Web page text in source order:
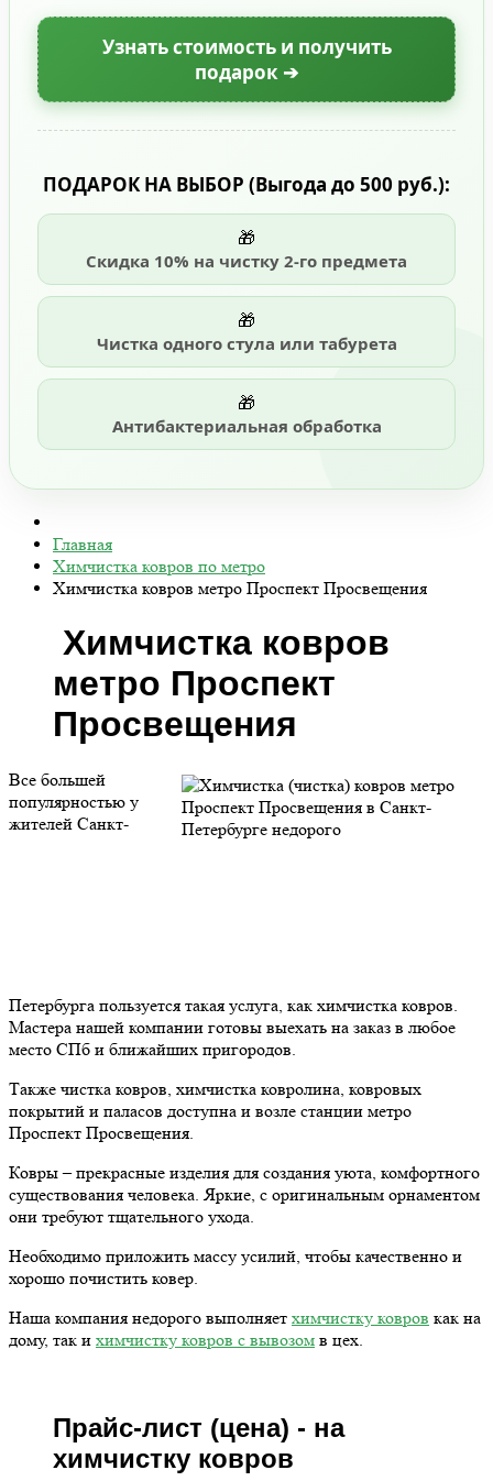
Узнать стоимость и получить
подарок ➔
ПОДАРОК НА ВЫБОР (Выгода до 500 руб.):
🎁
Скидка 10% на чистку 2-го предмета
🎁
Чистка одного стула или табурета
🎁
Антибактериальная обработка
Главная
Химчистка ковров по метро
Химчистка ковров метро Проспект Просвещения
Химчистка ковров
метро Проспект
Просвещения
Все большей
популярностью у
жителей Санкт-
Петербурга пользуется такая услуга, как химчистка ковров.
Мастера нашей компании готовы выехать на заказ в любое
место СПб и ближайших пригородов.
Также чистка ковров, химчистка ковролина, ковровых
покрытий и паласов доступна и возле станции метро
Проспект Просвещения.
Ковры – прекрасные изделия для создания уюта, комфортного
существования человека. Яркие, с оригинальным орнаментом
они требуют тщательного ухода.
Необходимо приложить массу усилий, чтобы качественно и
хорошо почистить ковер.
Наша компания недорого выполняет химчистку ковров как на
дому, так и химчистку ковров с вывозом в цех.
Прайс-лист (цена) - на
химчистку ковров